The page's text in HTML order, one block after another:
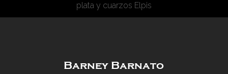
plata y cuarzos Elpis
Barney Barnato